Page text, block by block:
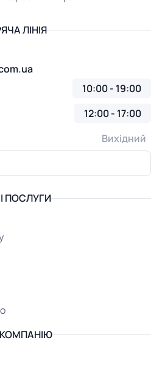
ПОСЛУГИ
ЛІНІЯ
10:00 - 19:00
12:00 - 17:00
Вихідний